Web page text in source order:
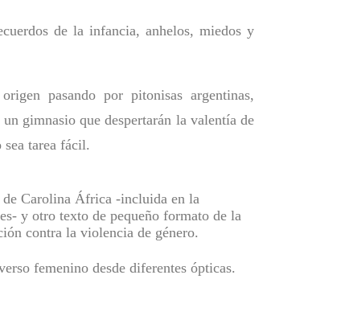
de la infancia, anhelos, miedos y
pasando por pitonisas argentinas,
gimnasio que despertarán la valentía de
tarea fácil.
de Carolina África -incluida en la
y otro texto de pequeño formato de la
contra la violencia de género.
femenino desde diferentes ópticas.